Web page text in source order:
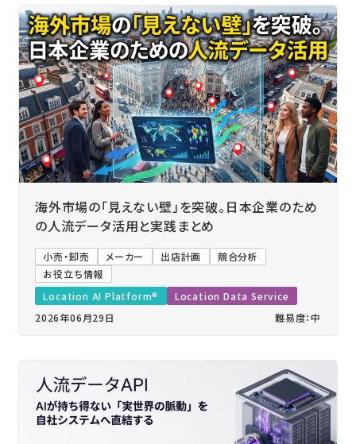
海外市場の「見えない壁」を突破。日本企業のため
の人流データ活用と実践まとめ
小売・卸売 メーカー 出店計画
競合分析
お役立ち情報
Location AI Platform®
Location Data Service
2026年06月29日
難易度：中